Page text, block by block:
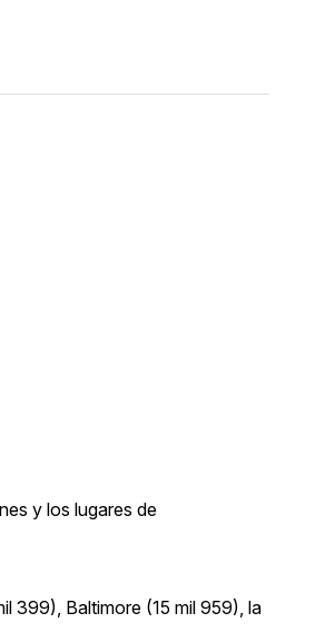
y los lugares de
399), Baltimore (15 mil 959), la